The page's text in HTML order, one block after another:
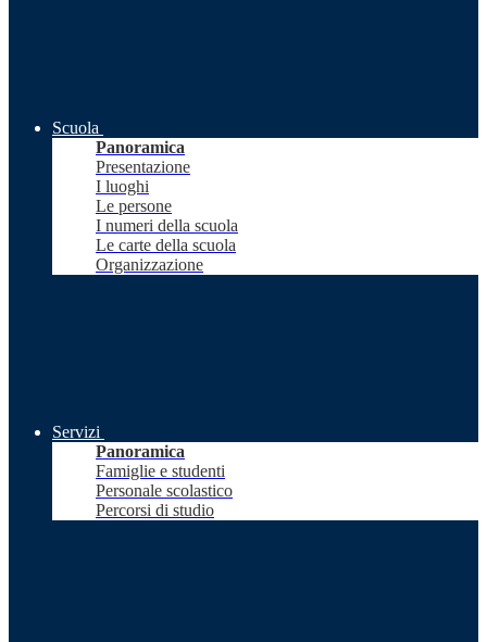
Scuola
Panoramica
Presentazione
I luoghi
Le persone
I numeri della scuola
Le carte della scuola
Organizzazione
Servizi
Panoramica
Famiglie e studenti
Personale scolastico
Percorsi di studio